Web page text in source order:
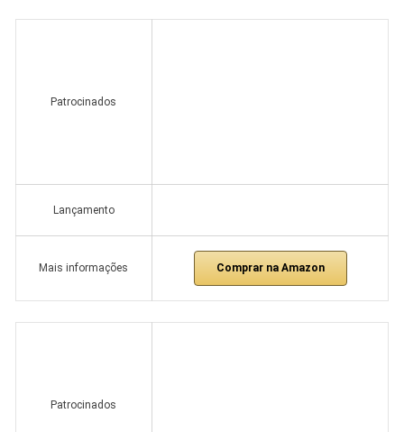
Patrocinados
Lançamento
Mais informações Comprar na Amazon
Patrocinados